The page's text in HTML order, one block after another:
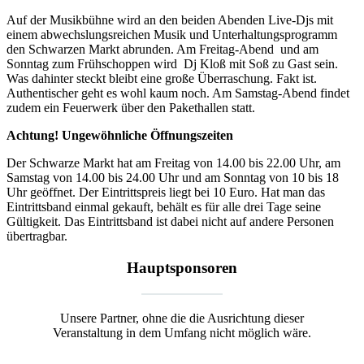
Auf der Musikbühne wird an den beiden Abenden Live-Djs mit
einem abwechslungsreichen Musik und Unterhaltungsprogramm
den Schwarzen Markt abrunden. Am Freitag-Abend und am
Sonntag zum Frühschoppen wird Dj Kloß mit Soß zu Gast sein.
Was dahinter steckt bleibt eine große Überraschung. Fakt ist.
Authentischer geht es wohl kaum noch. Am Samstag-Abend findet
zudem ein Feuerwerk über den Pakethallen statt.
Achtung! Ungewöhnliche Öffnungszeiten
Der Schwarze Markt hat am Freitag von 14.00 bis 22.00 Uhr, am
Samstag von 14.00 bis 24.00 Uhr und am Sonntag von 10 bis 18
Uhr geöffnet. Der Eintrittspreis liegt bei 10 Euro. Hat man das
Eintrittsband einmal gekauft, behält es für alle drei Tage seine
Gültigkeit. Das Eintrittsband ist dabei nicht auf andere Personen
übertragbar.
Hauptsponsoren
Unsere Partner, ohne die die Ausrichtung dieser
Veranstaltung in dem Umfang nicht möglich wäre.